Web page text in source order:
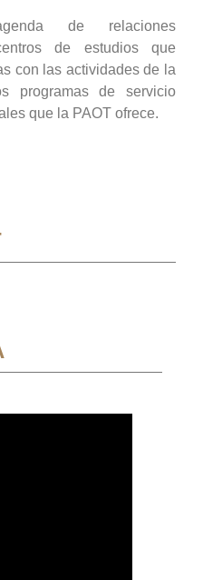
de relaciones
de estudios que
con las actividades de la
programas de servicio
que la PAOT ofrece.